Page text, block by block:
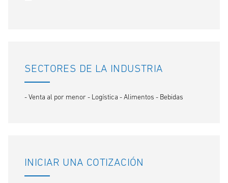
SECTORES DE LA INDUSTRIA
- Venta al por menor - Logística - Alimentos - Bebidas
INICIAR UNA COTIZACIÓN